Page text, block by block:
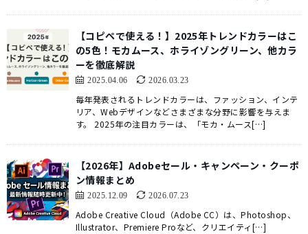
【コピペで使える！】2025年トレンドカラーはこ
の5色！モカムース、ホライゾングリーン、他カラ
ーを徹底解説
2025.04.06 2026.03.23
毎年発表されるトレンドカラーは、ファッション、インテ
リア、Webデザインなどさまざまな分野に影響を与えま
す。 2025年の注目カラーは、「モカ・ムース[…]
【2026年】Adobeセール・キャンペーン・クーポ
ン情報まとめ
2025.12.09 2026.07.23
Adobe Creative Cloud（Adobe CC）は、Photoshop、
Illustrator、Premiere Proなど、クリエイティ[…]